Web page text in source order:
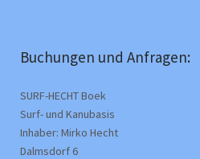
Buchungen und Anfragen:
SURF-HECHT Boek
Surf- und Kanubasis
Inhaber: Mirko Hecht
Dalmsdorf 6